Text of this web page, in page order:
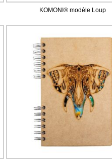
KOMONI® modèle Loup